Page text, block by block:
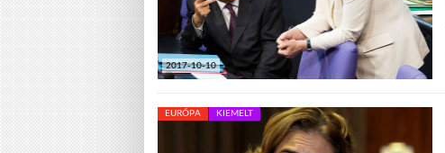
2017-10-10
EURÓPA KIEMELT